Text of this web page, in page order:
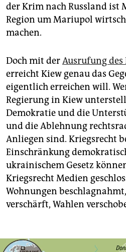
der Krim nach Russland ist
Region um Mariupol
machen.
Doch mit derAusrufung des
erreicht Kiew genau das
eigentlich erreichen will.
Regierung in Kiew
Demokratie und die
und die Ablehnung
Anliegen sind. Kriegsrecht
Einschränkung
ukrainischem Gesetz
Kriegsrecht Medien
Wohnungen
verschärft, Wahlen